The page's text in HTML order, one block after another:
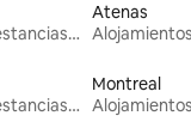
Alojamientos para estancias largas
Atenas
Alojamientos para estancias largas
Montreal